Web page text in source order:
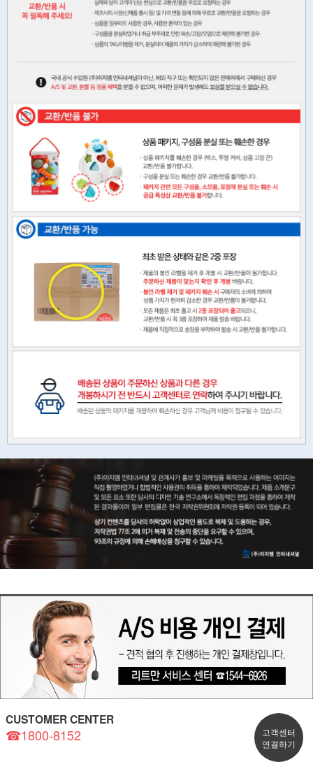
CUSTOMER CENTER
☎1800-8152
고객센터
연결하기